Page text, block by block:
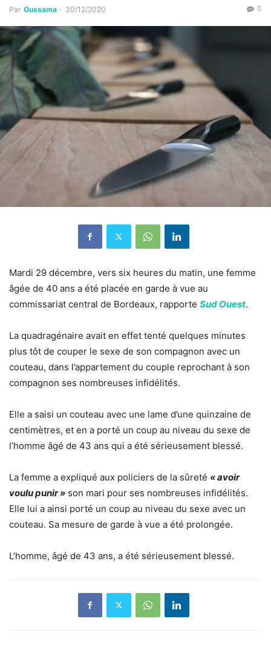
Par Oussama - 30/12/2020 0
Mardi 29 décembre, vers six heures du matin, une femme
âgée de 40 ans a été placée en garde à vue au
commissariat central de Bordeaux, rapporte Sud Ouest.
La quadragénaire avait en effet tenté quelques minutes
plus tôt de couper le sexe de son compagnon avec un
couteau, dans l’appartement du couple reprochant à son
compagnon ses nombreuses infidélités.
Elle a saisi un couteau avec une lame d’une quinzaine de
centimètres, et en a porté un coup au niveau du sexe de
l’homme âgé de 43 ans qui a été sérieusement blessé.
La femme a expliqué aux policiers de la sûreté « avoir
voulu punir » son mari pour ses nombreuses infidélités.
Elle lui a ainsi porté un coup au niveau du sexe avec un
couteau. Sa mesure de garde à vue a été prolongée.
L’homme, âgé de 43 ans, a été sérieusement blessé.